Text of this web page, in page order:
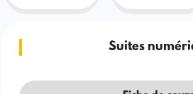
Suites